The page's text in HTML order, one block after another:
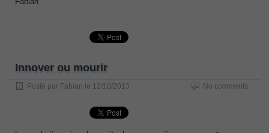
Innover ou mourir
Posté par Fabian le 12/10/2013 No comments